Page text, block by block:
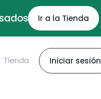
Ir a la Tienda
Tienda Iniciar sesión